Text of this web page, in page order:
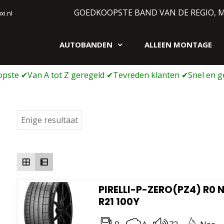
GOEDKOOPSTE BAND VAN DE REGIO,
AUTOBANDEN ALLEEN MONTAGE
Enige resultaat
PIRELLI-P-ZERO(PZ4) R0
R21 100Y